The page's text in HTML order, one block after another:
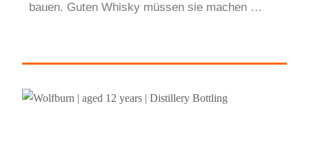
bauen. Guten Whisky müssen sie machen …